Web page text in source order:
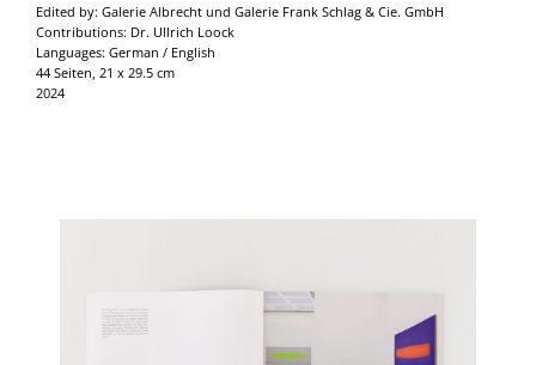
Edited by: Galerie Albrecht und Galerie Frank Schlag & Cie. GmbH
Contributions: Dr. Ullrich Loock
Languages: German / English
44 Seiten, 21 x 29.5 cm
2024